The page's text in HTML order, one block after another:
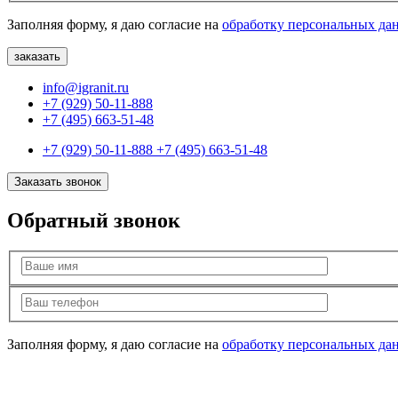
Заполняя форму, я даю согласие на обработку персональных
info@igranit.ru
+7 (929) 50-11-888
+7 (495) 663-51-48
+7 (929) 50-11-888 +7 (495) 663-51-48
Заказать звонок
Обратный звонок
Заполняя форму, я даю согласие на обработку персональных